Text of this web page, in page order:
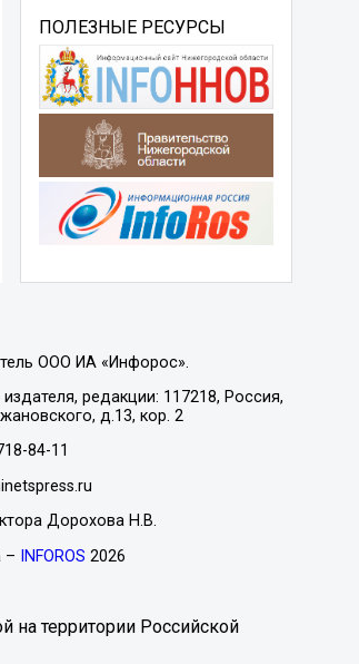
ПОЛЕЗНЫЕ РЕСУРСЫ
ООО ИА «Инфорос».
редакции: 117218, Россия,
д.13, кор. 2
84-11
Дорохова Н.В.
–
INFOROS 2026
на территории Российской